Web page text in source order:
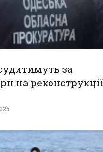
за
на реконструкції